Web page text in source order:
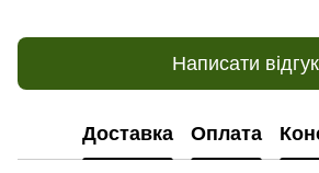
Написати відгук
Доставка Оплата